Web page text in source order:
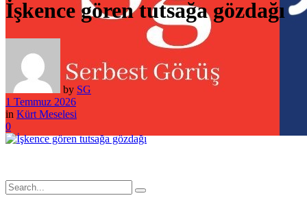
İşkence gören tutsağa gözdağı
by SG
1 Temmuz 2026
in Kürt Meselesi
0